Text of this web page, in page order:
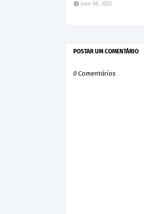
June 08, 2022
POSTAR UM COMENTÁRIO
0 Comentários